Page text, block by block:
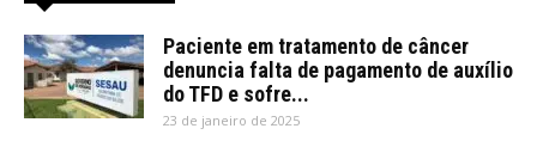
Paciente em tratamento de câncer
denuncia falta de pagamento de auxílio
do TFD e sofre...
23 de janeiro de 2025